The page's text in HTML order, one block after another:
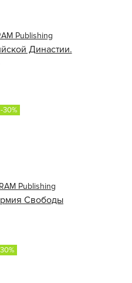
Династии.
Publishing
Свободы
Publishing
-30%